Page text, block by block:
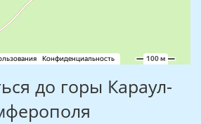
до горы Караул-